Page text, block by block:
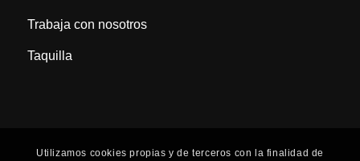
Trabaja con nosotros
Taquilla
Utilizamos cookies propias y de terceros con la finalidad de